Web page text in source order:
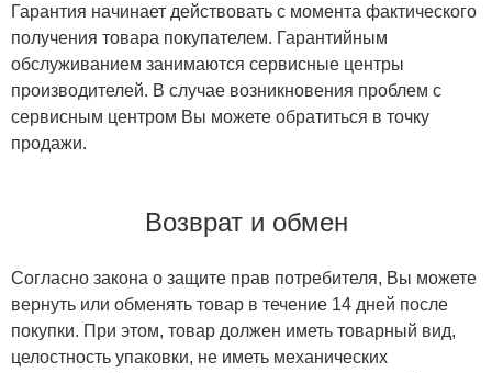
Гарантия начинает действовать с момента фактического
получения товара покупателем. Гарантийным
обслуживанием занимаются сервисные центры
производителей. В случае возникновения проблем с
сервисным центром Вы можете обратиться в точку
продажи.
Возврат и обмен
Согласно закона о защите прав потребителя, Вы можете
вернуть или обменять товар в течение 14 дней после
покупки. При этом, товар должен иметь товарный вид,
целостность упаковки, не иметь механических